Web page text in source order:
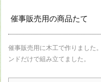
催事販売用の商品たて
催事販売用に木工で作りました
ンドだけで組み立てました。